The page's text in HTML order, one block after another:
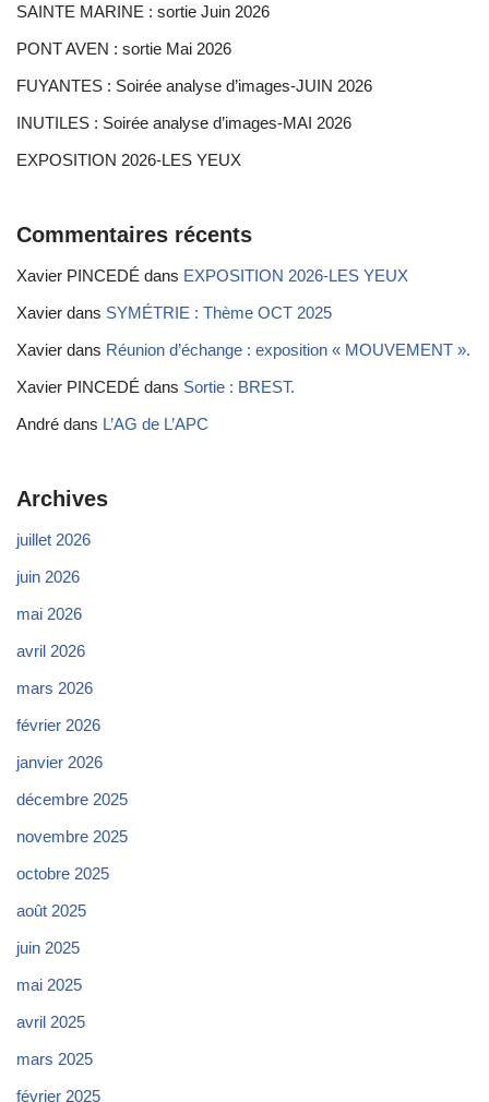
SAINTE MARINE : sortie Juin 2026
PONT AVEN : sortie Mai 2026
FUYANTES : Soirée analyse d’images-JUIN 2026
INUTILES : Soirée analyse d’images-MAI 2026
EXPOSITION 2026-LES YEUX
Commentaires récents
Xavier PINCEDÉ dans EXPOSITION 2026-LES YEUX
Xavier dans SYMÉTRIE : Thème OCT 2025
Xavier dans Réunion d’échange : exposition « MOUVEMENT ».
Xavier PINCEDÉ dans Sortie : BREST.
André dans L’AG de L’APC
Archives
juillet 2026
juin 2026
mai 2026
avril 2026
mars 2026
février 2026
janvier 2026
décembre 2025
novembre 2025
octobre 2025
août 2025
juin 2025
mai 2025
avril 2025
mars 2025
février 2025